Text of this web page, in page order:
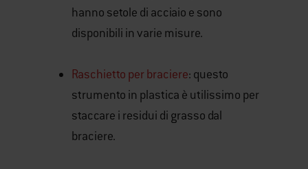
hanno setole di acciaio e sono
disponibili in varie misure.
Raschietto per braciere: questo
strumento in plastica è utilissimo per
staccare i residui di grasso dal
braciere.